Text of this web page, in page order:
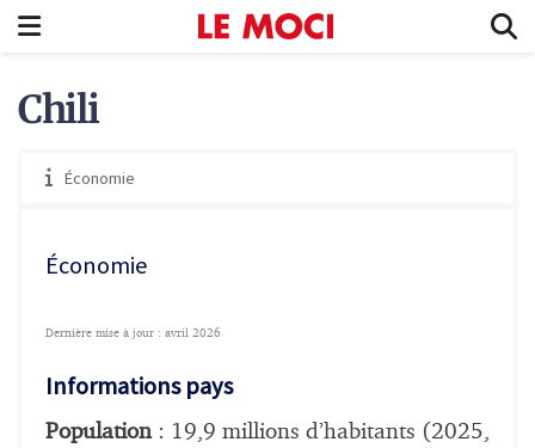
Chili
Économie
Économie
Dernière mise à jour : avril 2026
Informations pays
Population: 19,9 millions d’habitants (2025,